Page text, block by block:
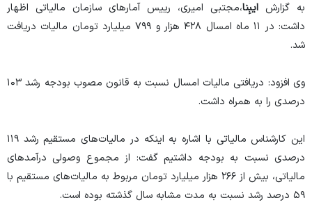
به گزارش ایبِنا،مجتبی امیری، رییس آمار‌های سازمان مالیاتی اظهار
داشت: در ۱۱ ماه امسال ۴۲۸ هزار و ۷۹۹ میلیارد تومان مالیات دریافت
شد.
وی افزود: دریافتی مالیات امسال نسبت به قانون مصوب بودجه رشد ۱۰۳
درصدی را به همراه داشت.
این کارشناس مالیاتی با اشاره به اینکه در مالیات‌های مستقیم رشد ۱۱۹
درصدی نسبت به بودجه داشتیم گفت: از مجموع وصولی درآمد‌های
مالیاتی، بیش از ۲۶۶ هزار میلیارد تومان مربوط به مالیات‌های مستقیم با
۵۹ درصد رشد نسبت به مدت مشابه سال گذشته بوده است.